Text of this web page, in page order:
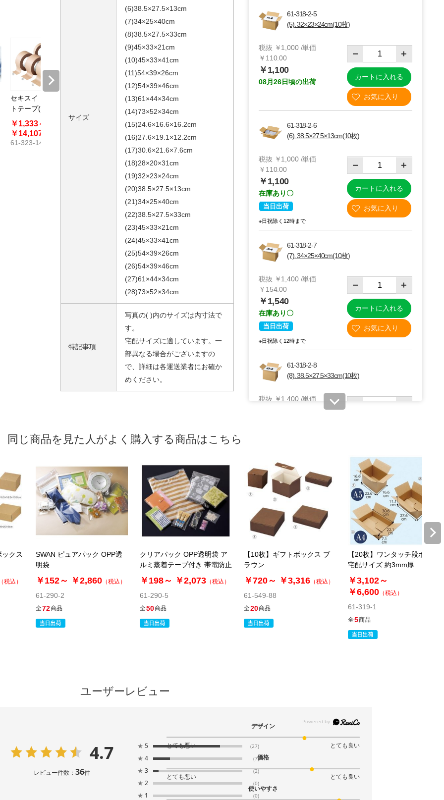
セキスイ クラフ
トテープ(50m
巻)
￥1,333～
￥14,107
61-323-14
×25m巻）#383
￥319～
【48枚】注意喚
起シール
￥297
45mm幅×50m巻
￥495
クラフトテープ
61-812-78
セキスイ 透明梱
包用テープ
￥2,059～
￥2,831
サイズ
(6)38.5×27.5×13cm
(7)34×25×40cm
(8)38.5×27.5×33cm
(9)45×33×21cm
(10)45×33×41cm
(11)54×39×26cm
(12)54×39×46cm
(13)61×44×34cm
(14)73×52×34cm
(15)24.6×16.6×16.2cm
(16)27.6×19.1×12.2cm
(17)30.6×21.6×7.6cm
(18)28×20×31cm
(19)32×23×24cm
(20)38.5×27.5×13cm
(21)34×25×40cm
(22)38.5×27.5×33cm
(23)45×33×21cm
(24)45×33×41cm
(25)54×39×26cm
(26)54×39×46cm
(27)61×44×34cm
(28)73×52×34cm
特記事項
写真の( )内のサイズは内寸法で
す。
宅配サイズに適しています。一
部異なる場合がございますの
で、詳細は各運送業者にお確か
めください。
61-318-2-5
(5). 32×23×24cm(10枚)
税抜 ￥1,000 /単価
￥110.00
￥1,100
08月26日頃の出荷
カートに入れる
61-318-2-6
(6). 38.5×27.5×13cm(10枚)
税抜 ￥1,000 /単価
￥110.00
￥1,100
在庫あり〇
当日出荷
※日祝除く12時まで
カートに入れる
61-318-2-7
(7). 34×25×40cm(10枚)
税抜 ￥1,400 /単価
￥154.00
￥1,540
在庫あり〇
当日出荷
※日祝除く12時まで
カートに入れる
61-318-2-8
(8). 38.5×27.5×33cm(10枚)
税抜 ￥1,400 /単価
61-318-2-9
(9). 45×33×21cm(10枚)
税抜 ￥1,400 /単価
￥154.00
在庫あり〇
当日出荷
※日祝除く12時まで
(10). 45×33×41cm(10枚)
61-318-2-12
(11). 54×39×26cm(10枚)
税抜 ￥1,910 /単価
￥210.10
￥2,101
在庫わずか
同じ商品を見た人がよく購入する商品はこちら
クス
税込）
SWAN ピュアパック OPP透
明袋
￥152～ ￥2,860 （税込）
61-290-2
全72商品
クリアパック OPP透明袋 ア
ルミ蒸着テープ付き 帯電防止
￥198～ ￥2,073 （税込）
61-290-5
全50商品
【10枚】ギフトボックス ブ
ラウン
￥720～ ￥3,316 （税込）
61-549-88
全20商品
【20枚】ワンタッチ段ボール
宅配サイズ 約3mm厚
￥3,102～
￥6,600 （税込）
61-319-1
全5商品
ユーザーレビュー
4.7
レビュー件数： 36件
★ 5 (27)
★ 4 (7)
★ 3 (2)
★ 2 (0)
★ 1 (0)
デザイン
とても悪い
とても良い
価格
とても悪い
とても良い
使いやすさ